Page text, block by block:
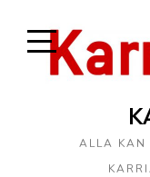
ALLA KAN